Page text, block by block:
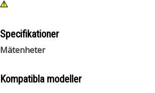
i krävande arbetsmiljöer.
Egenskaper:
• Tygklädd fjädrande sätesenhet med
säkerhetsbälte
• Framåt- och bakåtjustering
Specifikationer
Mätenheter
Kompatibla modeller